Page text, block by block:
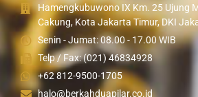
Hamengkubuwono IX Km. 25 Ujung
Cakung, Kota Jakarta Timur, DKI
Senin - Jumat: 08.00 - 17.00 WIB
Telp / Fax: (021) 46834928
+62 812-9500-1705
halo@berkahduapilar.co.id